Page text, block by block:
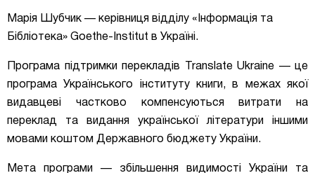
Марія Шубчик — керівниця відділу «Інформація та
Бібліотека» Goethe-Institut в Україні.
Програма підтримки перекладів Translate Ukraine — це
програма Українського інституту книги, в межах якої
видавцеві частково компенсуються витрати на
переклад та видання української літератури іншими
мовами коштом Державного бюджету України.
Мета програми — збільшення видимості України та